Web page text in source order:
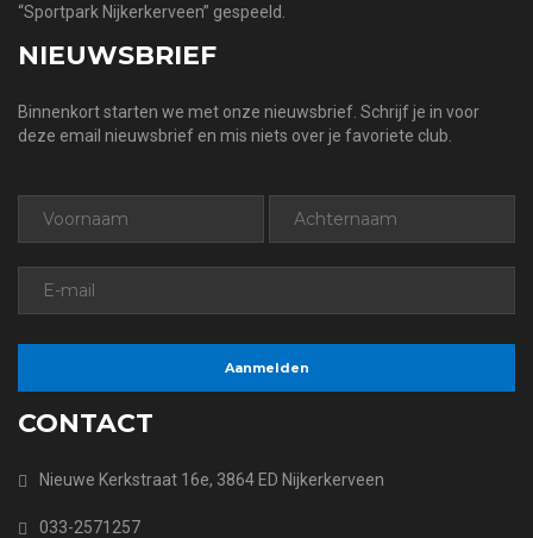
“Sportpark Nijkerkerveen” gespeeld.
NIEUWSBRIEF
Binnenkort starten we met onze nieuwsbrief. Schrijf je in voor
deze email nieuwsbrief en mis niets over je favoriete club.
CONTACT
Nieuwe Kerkstraat 16e, 3864 ED Nijkerkerveen
033-2571257